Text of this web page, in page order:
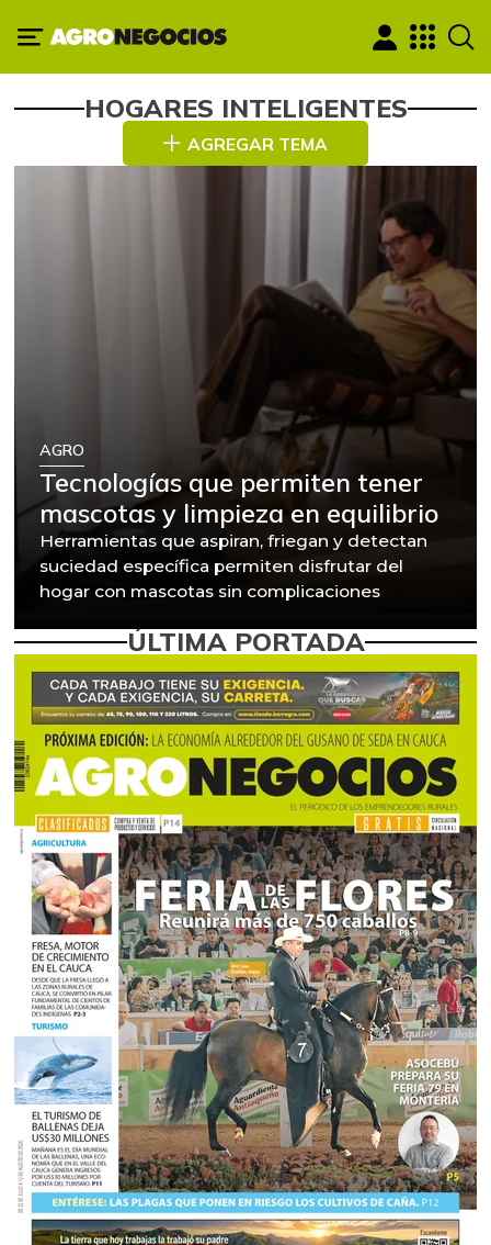
HOGARES INTELIGENTES
AGREGAR TEMA
AGRO
Tecnologías que permiten tener
mascotas y limpieza en equilibrio
Herramientas que aspiran, friegan y detectan
suciedad específica permiten disfrutar del
hogar con mascotas sin complicaciones
ÚLTIMA PORTADA